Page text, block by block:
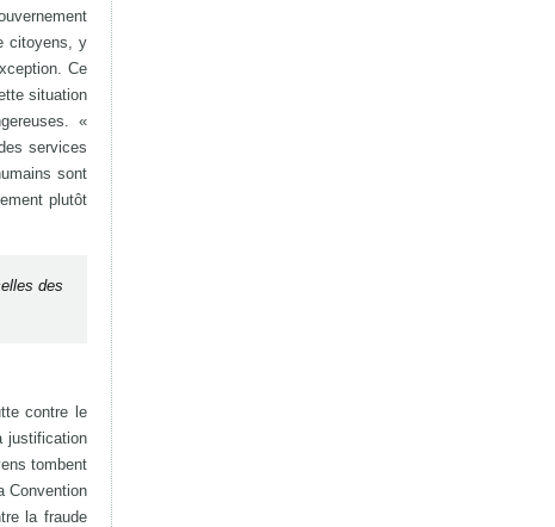
citoyens, y
Ce
situation
«
services
sont
plutôt
des
contre le
justification
tombent
Convention
la fraude